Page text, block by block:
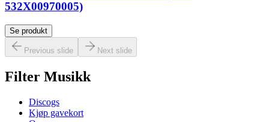
532X00970005)
Se produkt
Previous slide Next slide
Filter Musikk
Discogs
Kjøp gavekort